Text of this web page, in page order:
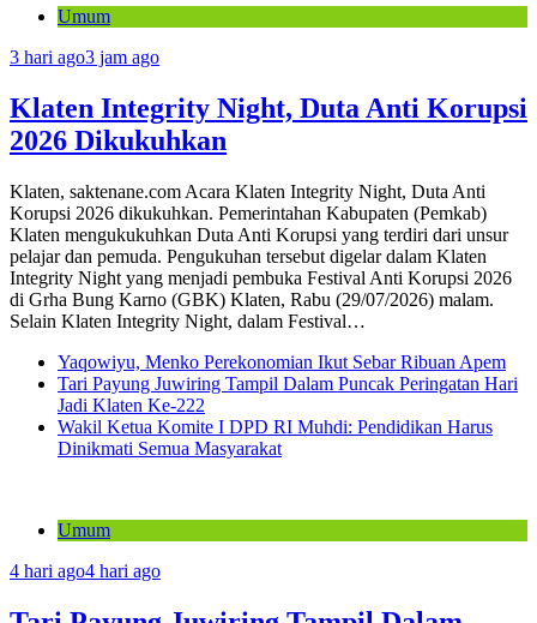
Umum
3 hari ago3 jam ago
Klaten Integrity Night, Duta Anti Korupsi
2026 Dikukuhkan
Klaten, saktenane.com Acara Klaten Integrity Night, Duta Anti
Korupsi 2026 dikukuhkan. Pemerintahan Kabupaten (Pemkab)
Klaten mengukukuhkan Duta Anti Korupsi yang terdiri dari unsur
pelajar dan pemuda. Pengukuhan tersebut digelar dalam Klaten
Integrity Night yang menjadi pembuka Festival Anti Korupsi 2026
di Grha Bung Karno (GBK) Klaten, Rabu (29/07/2026) malam.
Selain Klaten Integrity Night, dalam Festival…
Yaqowiyu, Menko Perekonomian Ikut Sebar Ribuan Apem
Tari Payung Juwiring Tampil Dalam Puncak Peringatan Hari
Jadi Klaten Ke-222
Wakil Ketua Komite I DPD RI Muhdi: Pendidikan Harus
Dinikmati Semua Masyarakat
Umum
4 hari ago4 hari ago